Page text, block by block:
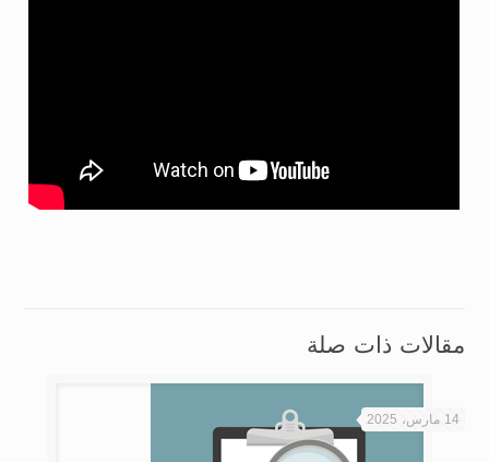
مقالات ذات صلة
14 مارس، 2025